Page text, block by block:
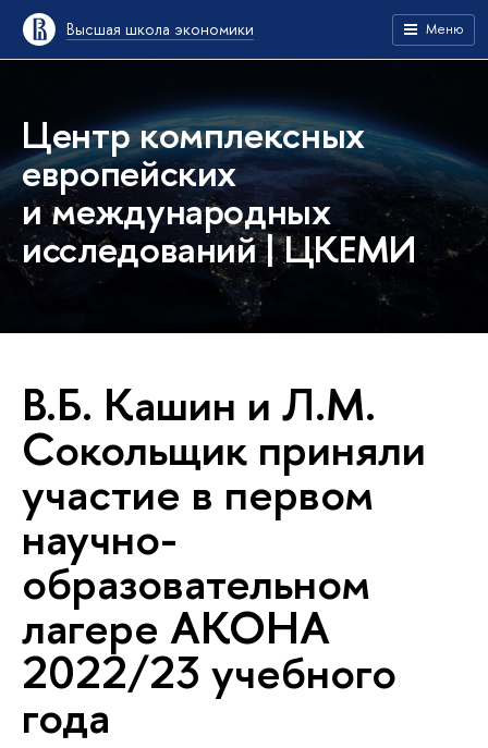
Высшая школа экономики Меню
Центр комплексных
европейских
и международных
исследований | ЦКЕМИ
В.Б. Кашин и Л.М.
Сокольщик приняли
участие в первом
научно-
образовательном
лагере АКОНА
2022/23 учебного
года